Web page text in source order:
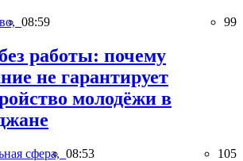
08:59 99
работы: почему
не гарантирует
молодёжи в
сфера, 08:53 105